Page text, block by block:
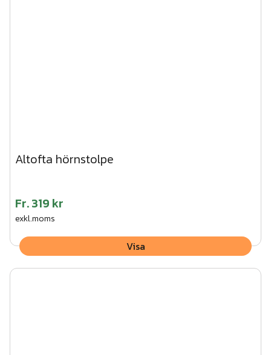
Altofta hörnstolpe
Fr.319 kr
exkl.moms
Visa